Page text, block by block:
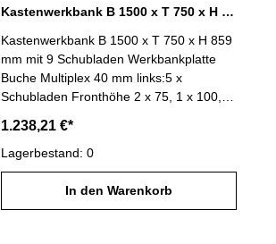
Kastenwerkbank B 1500 x T 750 x H 859 mm mit 9 Schubladen R 24-24
Kastenwerkbank B 1500 x T 750 x H 859
mm mit 9 Schubladen Werkbankplatte
Buche Multiplex 40 mm links:5 x
Schubladen Fronthöhe 2 x 75, 1 x 100, 1
100 %, Tragfähigkeit 100
kgSchubladennutzmaß R 24-24: 600 x
600 mm rechts:4 x Schubladen
Fronthöhe 2 x 100, 2 x 200 mmmit
Vollauszug (VA) 100 %, Tragfähigkeit 100
1.238,21 €*
Lagerbestand: 0
In den Warenkorb